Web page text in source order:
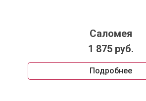
Саломея
1 875 руб.
Подробнее